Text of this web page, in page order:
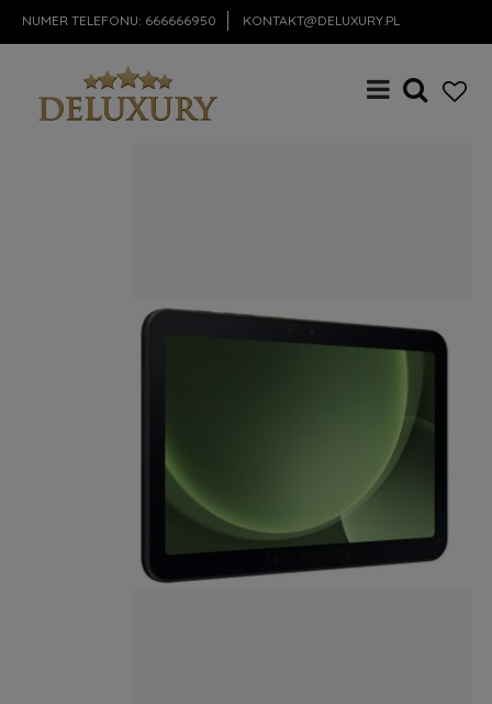
NUMER TELEFONU: 666666950 KONTAKT@DELUXURY.PL